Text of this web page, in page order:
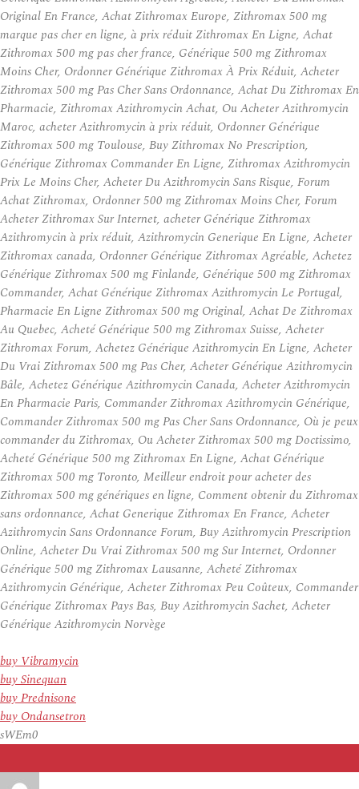
Original En France, Achat Zithromax Europe, Zithromax 500 mg
marque pas cher en ligne, à prix réduit Zithromax En Ligne, Achat
Zithromax 500 mg pas cher france, Générique 500 mg Zithromax
Moins Cher, Ordonner Générique Zithromax À Prix Réduit, Acheter
Zithromax 500 mg Pas Cher Sans Ordonnance, Achat Du Zithromax En
Pharmacie, Zithromax Azithromycin Achat, Ou Acheter Azithromycin
Maroc, acheter Azithromycin à prix réduit, Ordonner Générique
Zithromax 500 mg Toulouse, Buy Zithromax No Prescription,
Générique Zithromax Commander En Ligne, Zithromax Azithromycin
Prix Le Moins Cher, Acheter Du Azithromycin Sans Risque, Forum
Achat Zithromax, Ordonner 500 mg Zithromax Moins Cher, Forum
Acheter Zithromax Sur Internet, acheter Générique Zithromax
Azithromycin à prix réduit, Azithromycin Generique En Ligne, Acheter
Zithromax canada, Ordonner Générique Zithromax Agréable, Achetez
Générique Zithromax 500 mg Finlande, Générique 500 mg Zithromax
Commander, Achat Générique Zithromax Azithromycin Le Portugal,
Pharmacie En Ligne Zithromax 500 mg Original, Achat De Zithromax
Au Quebec, Acheté Générique 500 mg Zithromax Suisse, Acheter
Zithromax Forum, Achetez Générique Azithromycin En Ligne, Acheter
Du Vrai Zithromax 500 mg Pas Cher, Acheter Générique Azithromycin
Bâle, Achetez Générique Azithromycin Canada, Acheter Azithromycin
En Pharmacie Paris, Commander Zithromax Azithromycin Générique,
Commander Zithromax 500 mg Pas Cher Sans Ordonnance, Où je peux
commander du Zithromax, Ou Acheter Zithromax 500 mg Doctissimo,
Acheté Générique 500 mg Zithromax En Ligne, Achat Générique
Zithromax 500 mg Toronto, Meilleur endroit pour acheter des
Zithromax 500 mg génériques en ligne, Comment obtenir du Zithromax
sans ordonnance, Achat Generique Zithromax En France, Acheter
Azithromycin Sans Ordonnance Forum, Buy Azithromycin Prescription
Online, Acheter Du Vrai Zithromax 500 mg Sur Internet, Ordonner
Générique 500 mg Zithromax Lausanne, Acheté Zithromax
Azithromycin Générique, Acheter Zithromax Peu Coûteux, Commander
Générique Zithromax Pays Bas, Buy Azithromycin Sachet, Acheter
Générique Azithromycin Norvège
buy Vibramycin
buy Sinequan
buy Prednisone
buy Ondansetron
sWEm0